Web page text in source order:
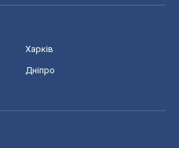
Харків
Дніпро